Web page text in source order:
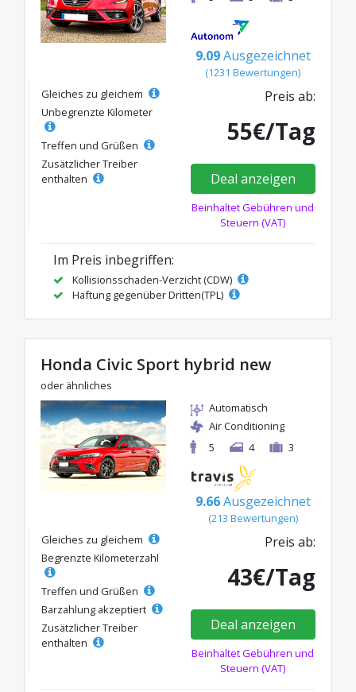
9.09 Ausgezeichnet
(1231 Bewertungen)
Gleiches zu gleichem
Unbegrenzte Kilometer
Treffen und Grüßen
Zusätzlicher Treiber
enthalten
Preis ab:
55€/Tag
Deal anzeigen
Beinhaltet Gebühren und
Steuern (VAT)
Im Preis inbegriffen:
Kollisionsschaden-Verzicht (CDW)
Haftung gegenüber Dritten(TPL)
Honda Civic Sport hybrid new
oder ähnliches
Automatisch
Air Conditioning
5
4 3
9.66 Ausgezeichnet
(213 Bewertungen)
Gleiches zu gleichem
Begrenzte Kilometerzahl
Treffen und Grüßen
Barzahlung akzeptiert
Zusätzlicher Treiber
enthalten
Preis ab:
43€/Tag
Deal anzeigen
Beinhaltet Gebühren und
Steuern (VAT)